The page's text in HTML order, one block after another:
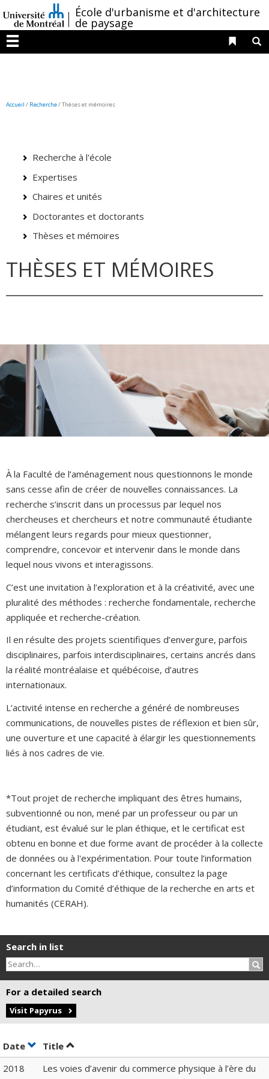
au
contenu
/École d'urbanisme et d'architecture
de paysage
Menu
Liens
Accueil / Recherche/Thèses et mémoires
Recherche à l'école
Expertises
Chaires et unités
Doctorantes et doctorants
Thèses et mémoires
THÈSES ET MÉMOIRES
À la Faculté de l’aménagement nous questionnons le monde
sans cesse afin de créer de nouvelles connaissances. La
recherche s’inscrit dans un processus par lequel nos
chercheuses et chercheurs et notre communauté étudiante
mélangent leurs regards pour mieux questionner,
comprendre, concevoir et intervenir dans le monde dans
lequel nous vivons et interagissons.
C’est une invitation à l’exploration et à la créativité, avec une
pluralité des méthodes : recherche fondamentale, recherche
appliquée et recherche-création.
Il en résulte des projets scientifiques d’envergure, parfois
disciplinaires, parfois interdisciplinaires, certains ancrés dans
la réalité montréalaise et québécoise, d’autres
internationaux.
L’activité intense en recherche a généré de nombreuses
communications, de nouvelles pistes de réflexion et bien sûr,
une ouverture et une capacité à élargir les questionnements
liés à nos cadres de vie.
*Tout projet de recherche impliquant des êtres humains,
subventionné ou non, mené par un professeur ou par un
étudiant, est évalué sur le plan éthique, et le certificat est
obtenu en bonne et due forme avant de procéder à la collecte
de données ou à l'expérimentation. Pour toute l’information
concernant les certificats d’éthique, consultez la page
d’information du Comité d’éthique de la recherche en arts et
humanités (CERAH).
Search in list
For a detailed search
Visit Papyrus
Date Sort by date in ascending order
Title Sort by title in ascending order
2018
Les voies d’avenir du commerce physique à l’ère du